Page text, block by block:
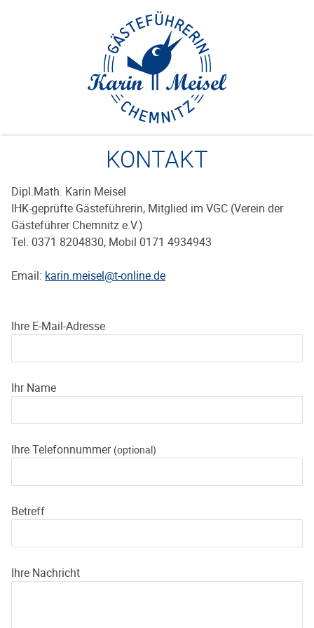
KONTAKT
Dipl.Math. Karin Meisel
IHK-geprüfte Gästeführerin, Mitglied im VGC (Verein der
Gästeführer Chemnitz e.V.)
Tel. 0371 8204830, Mobil 0171 4934943
Email: karin.meisel@t-online.de
Ihre E-Mail-Adresse
Ihr Name
Ihre Telefonnummer (optional)
Betreff
Ihre Nachricht